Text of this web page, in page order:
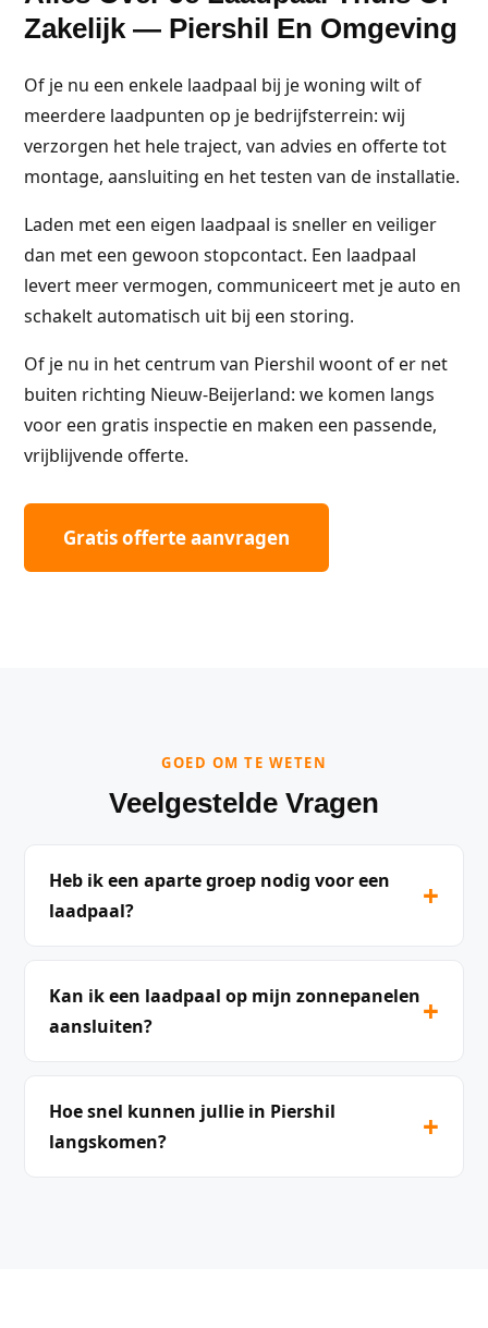
Zakelijk — Piershil En Omgeving
Of je nu een enkele laadpaal bij je woning wilt of
meerdere laadpunten op je bedrijfsterrein: wij
verzorgen het hele traject, van advies en offerte tot
montage, aansluiting en het testen van de installatie.
Laden met een eigen laadpaal is sneller en veiliger
dan met een gewoon stopcontact. Een laadpaal
levert meer vermogen, communiceert met je auto en
schakelt automatisch uit bij een storing.
Of je nu in het centrum van Piershil woont of er net
buiten richting Nieuw-Beijerland: we komen langs
voor een gratis inspectie en maken een passende,
vrijblijvende offerte.
Gratis offerte aanvragen
GOED OM TE WETEN
Veelgestelde Vragen
Heb ik een aparte groep nodig voor een
laadpaal?
+
Kan ik een laadpaal op mijn zonnepanelen
aansluiten?
+
Hoe snel kunnen jullie in Piershil
langskomen?
+